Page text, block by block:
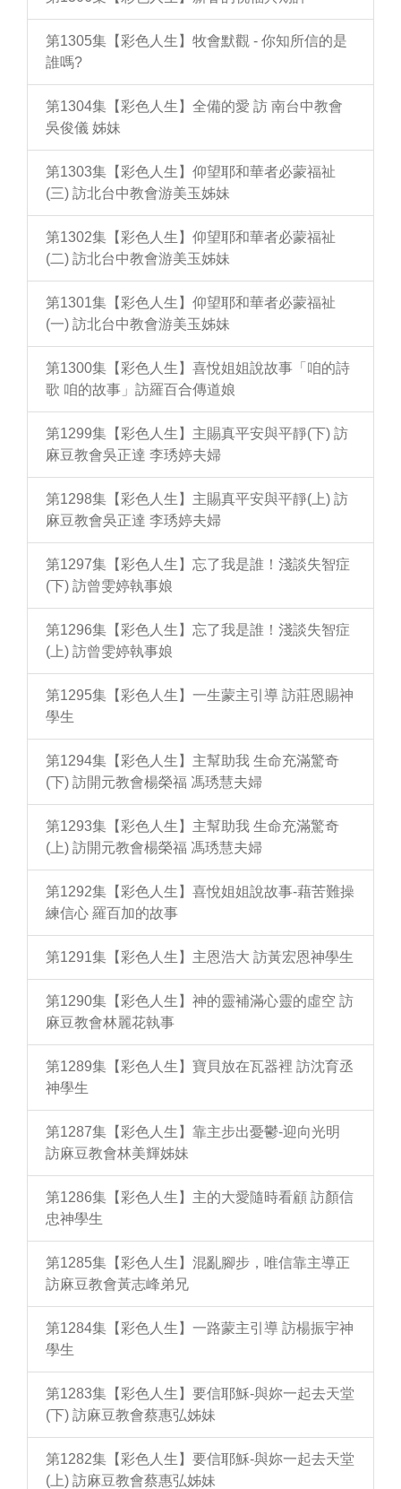
第1305集【彩色人生】牧會默觀 - 你知所信的是
誰嗎?
第1304集【彩色人生】全備的愛 訪 南台中教會
吳俊儀 姊妹
第1303集【彩色人生】仰望耶和華者必蒙福祉
(三) 訪北台中教會游美玉姊妹
第1302集【彩色人生】仰望耶和華者必蒙福祉
(二) 訪北台中教會游美玉姊妹
第1301集【彩色人生】仰望耶和華者必蒙福祉
(一) 訪北台中教會游美玉姊妹
第1300集【彩色人生】喜悅姐姐說故事「咱的詩
歌 咱的故事」訪羅百合傳道娘
第1299集【彩色人生】主賜真平安與平靜(下) 訪
麻豆教會吳正達 李琇婷夫婦
第1298集【彩色人生】主賜真平安與平靜(上) 訪
麻豆教會吳正達 李琇婷夫婦
第1297集【彩色人生】忘了我是誰！淺談失智症
(下) 訪曾雯婷執事娘
第1296集【彩色人生】忘了我是誰！淺談失智症
(上) 訪曾雯婷執事娘
第1295集【彩色人生】一生蒙主引導 訪莊恩賜神
學生
第1294集【彩色人生】主幫助我 生命充滿驚奇
(下) 訪開元教會楊榮福 馮琇慧夫婦
第1293集【彩色人生】主幫助我 生命充滿驚奇
(上) 訪開元教會楊榮福 馮琇慧夫婦
第1292集【彩色人生】喜悅姐姐說故事-藉苦難操
練信心 羅百加的故事
第1291集【彩色人生】主恩浩大 訪黃宏恩神學生
第1290集【彩色人生】神的靈補滿心靈的虛空 訪
麻豆教會林麗花執事
第1289集【彩色人生】寶貝放在瓦器裡 訪沈育丞
神學生
第1287集【彩色人生】靠主步出憂鬱-迎向光明
訪麻豆教會林美輝姊妹
第1286集【彩色人生】主的大愛隨時看顧 訪顏信
忠神學生
第1285集【彩色人生】混亂腳步，唯信靠主導正
訪麻豆教會黃志峰弟兄
第1284集【彩色人生】一路蒙主引導 訪楊振宇神
學生
第1283集【彩色人生】要信耶穌-與妳一起去天堂
(下) 訪麻豆教會蔡惠弘姊妹
第1282集【彩色人生】要信耶穌-與妳一起去天堂
(上) 訪麻豆教會蔡惠弘姊妹